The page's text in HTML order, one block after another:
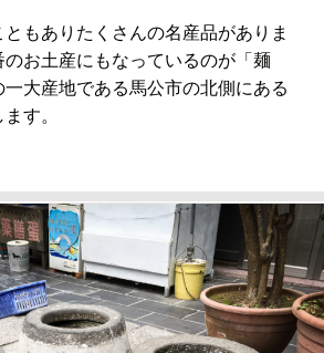
もありたくさんの名産品がありま
お土産にもなっているのが「麺
大産地である馬公市の北側にある
す。